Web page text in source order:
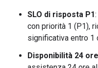
SLO di risposta P1
con priorità 1 (P1),
significativa entro 1
Disponibilità 24